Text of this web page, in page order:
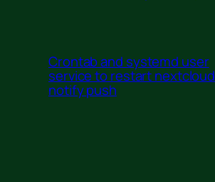
Crontab and systemd user
service to restart nextcloud
notify push